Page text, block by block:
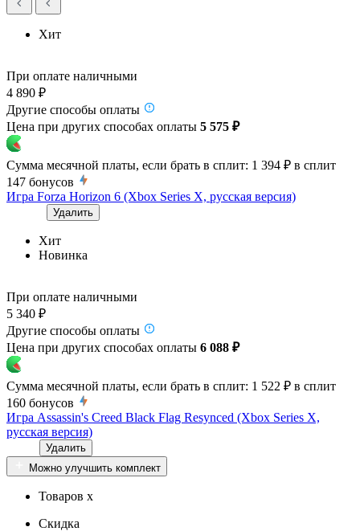
Хит
При оплате наличными
4 890 ₽
Другие способы оплаты
Цена при других способах оплаты 5 575 ₽
Сумма месячной платы, если брать в сплит: 1 394 ₽ в сплит
147 бонусов
Игра Forza Horizon 6 (Xbox Series X, русская версия)
Удалить
Хит
Новинка
При оплате наличными
5 340 ₽
Другие способы оплаты
Цена при других способах оплаты 6 088 ₽
Сумма месячной платы, если брать в сплит: 1 522 ₽ в сплит
160 бонусов
Игра Assassin's Creed Black Flag Resynced (Xbox Series X,
русская версия)
Удалить
Можно улучшить комплект
Товаров x
Скидка